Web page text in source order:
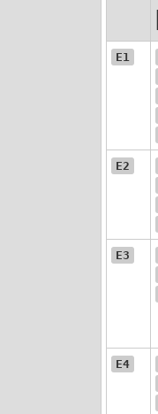
E1
E2
E3
E4